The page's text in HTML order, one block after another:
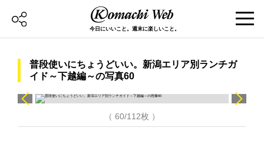
今日にいいこと。週末に楽しいこと。
普段使いにちょうどいい。新潟エリア別ランチガ
イド～下越編～の写真60
（ 60/112枚 ）